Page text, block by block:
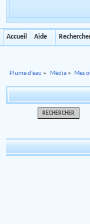
Accueil Aide
Plume d'eau » Média» Mes
RECHERCHER